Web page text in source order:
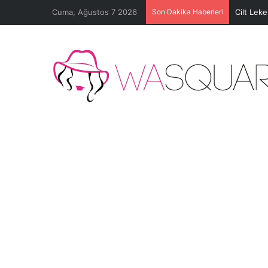
Cuma, Ağustos 7 2026 Son Dakika Haberleri Cilt